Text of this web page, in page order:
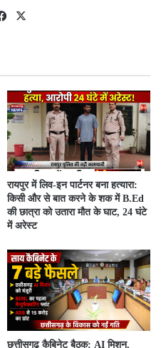
Fac
रायपुर में लिव-इन पार्टनर बना हत्यारा:
किसी और से बात करने के शक में B.Ed
की छात्रा को उतारा मौत के घाट, 24 घंटे
में अरेस्ट
छत्तीसगढ़ कैबिनेट बैठक: AI मिशन,